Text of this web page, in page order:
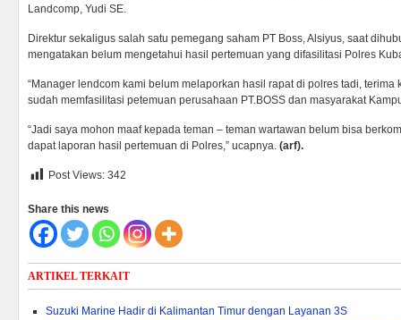
Landcomp, Yudi SE.
Direktur sekaligus salah satu pemegang saham PT Boss, Alsiyus, saat
mengatakan belum mengetahui hasil pertemuan yang difasilitasi Polres
“Manager lendcom kami belum melaporkan hasil rapat di polres tadi,
sudah memfasilitasi petemuan perusahaan PT.BOSS dan masyarakat
“Jadi saya mohon maaf kepada teman – teman wartawan belum bisa
dapat laporan hasil pertemuan di Polres,” ucapnya. (arf).
Post Views: 342
Share this news
ARTIKEL TERKAIT
Suzuki Marine Hadir di Kalimantan Timur dengan Layanan 3S